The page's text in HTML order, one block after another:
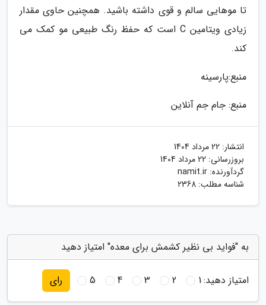
تا موهایی سالم و قوی داشته باشید. همچنین حاوی مقدار
زیادی ویتامین C است که حفظ رنگ طبیعی مو کمک می
کند.
منبع:پارسینه
منبع: جام جم آنلاین
انتشار: 22 مرداد 1404
بروزرسانی: 22 مرداد 1404
گردآورنده: namit.ir
شناسه مطلب: 2368
به "فواید بی نظیر کشمش برای معده" امتیاز دهید
امتیاز دهید:1
2
3
4
5 رای